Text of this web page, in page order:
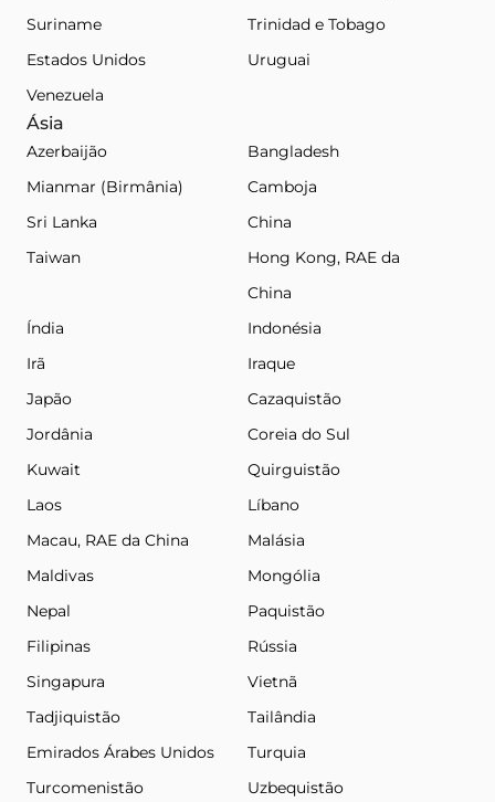
Suriname
Trinidad e Tobago
Estados Unidos
Uruguai
Venezuela
Ásia
Azerbaijão
Bangladesh
Mianmar (Birmânia)
Camboja
Sri Lanka
China
Taiwan
Hong Kong, RAE da
China
Índia
Indonésia
Irã
Iraque
Japão
Cazaquistão
Jordânia
Coreia do Sul
Kuwait
Quirguistão
Laos
Líbano
Macau, RAE da China
Malásia
Maldivas
Mongólia
Nepal
Paquistão
Filipinas
Rússia
Singapura
Vietnã
Tadjiquistão
Tailândia
Emirados Árabes Unidos
Turquia
Turcomenistão
Uzbequistão